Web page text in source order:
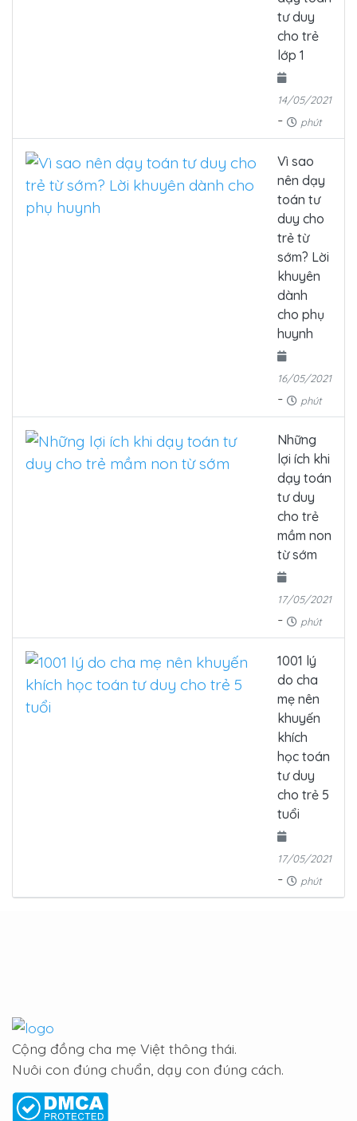
tư duy
cho trẻ
lớp 1
14/05/2021
- phút
Vì sao
nên dạy
toán tư
duy cho
trẻ từ
sớm? Lời
khuyên
dành
cho phụ
huynh
16/05/2021
- phút
Những
lợi ích khi
dạy toán
tư duy
cho trẻ
mầm non
từ sớm
17/05/2021
- phút
1001 lý
do cha
mẹ nên
khuyến
khích
học toán
tư duy
cho trẻ 5
tuổi
17/05/2021
- phút
Cộng đồng cha mẹ Việt thông thái.
Nuôi con đúng chuẩn, dạy con đúng cách.